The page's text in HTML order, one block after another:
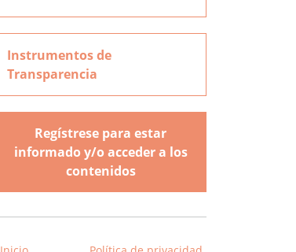
Instrumentos de
Transparencia
Regístrese para estar
informado y/o acceder a los
contenidos